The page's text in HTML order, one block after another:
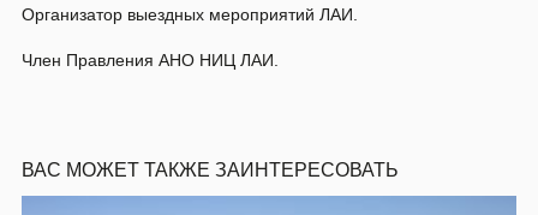
Организатор выездных мероприятий ЛАИ.
Член Правления АНО НИЦ ЛАИ.
ВАС МОЖЕТ ТАКЖЕ ЗАИНТЕРЕСОВАТЬ